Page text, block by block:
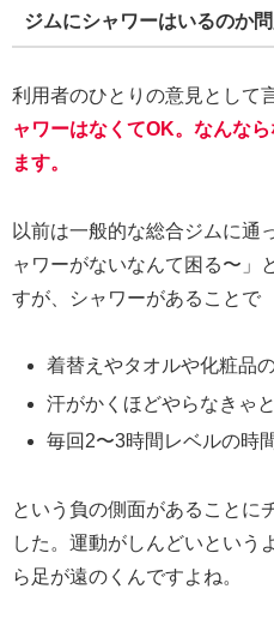
ジムにシャワーはいるのか
利用者のひとりの意見として
ャワーはなくてOK。なんな
ます。
以前は一般的な総合ジムに通
ャワーがないなんて困る〜」
すが、シャワーがあることで
着替えやタオルや化粧品
汗がかくほどやらなきゃ
毎回2〜3時間レベルの時
という負の側面があることに
した。運動がしんどいという
ら足が遠のくんですよね。